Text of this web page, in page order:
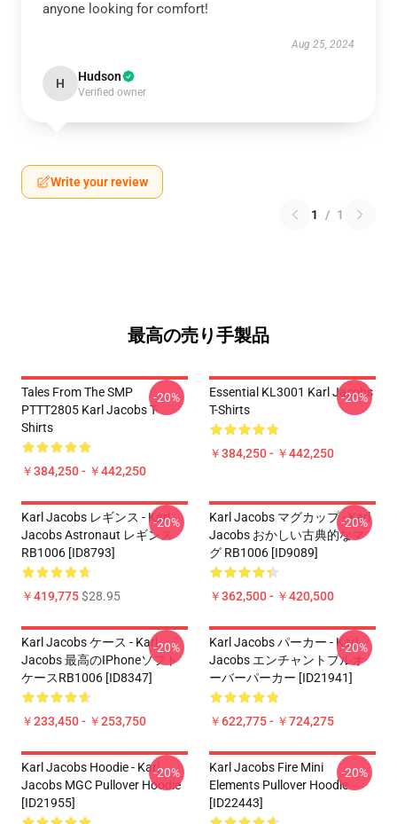
anyone looking for comfort!
Aug 25, 2024
H Hudson
Verified owner
Write your review
1 / 1
最高の売り手製品
Tales From The SMP
PTTT2805 Karl Jacobs T-
Shirts
￥384,250 - ￥442,250
-20%
Essential KL3001 Karl Jacobs
T-Shirts
￥384,250 - ￥442,250
-20%
Karl Jacobs レギンス - Karl
Jacobs Astronaut レギンス
RB1006 [ID8793]
￥419,775$28.95
-20%
Karl Jacobs マグカップ - Karl
Jacobs おかしい古典的なマ
グ RB1006 [ID9089]
￥362,500 - ￥420,500
-20%
Karl Jacobs ケース - Karl
Jacobs 最高のiPhoneソフト
ケースRB1006 [ID8347]
￥233,450 - ￥253,750
-20%
Karl Jacobs パーカー - Karl
Jacobs エンチャントプルオ
ーバーパーカー [ID21941]
￥622,775 - ￥724,275
-20%
Karl Jacobs Hoodie - Karl
Jacobs MGC Pullover Hoodie
[ID21955]
-20%
Karl Jacobs Fire Mini
Elements Pullover Hoodie
[ID22443]
-20%